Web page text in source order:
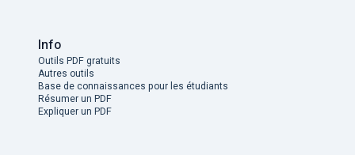
Info
Outils PDF gratuits
Autres outils
Base de connaissances pour les étudiants
Résumer un PDF
Expliquer un PDF